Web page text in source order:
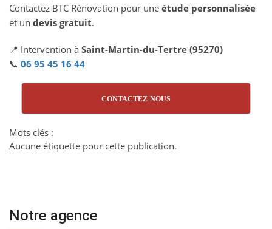
Contactez BTC Rénovation pour une étude personnalisée
et un devis gratuit.
📍 Intervention à Saint-Martin-du-Tertre (95270)
📞 06 95 45 16 44
CONTACTEZ-NOUS
Mots clés :
Aucune étiquette pour cette publication.
Notre agence